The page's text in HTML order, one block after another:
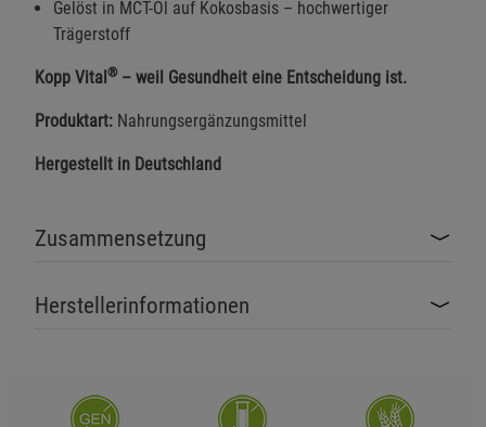
Gelöst in MCT-Öl auf Kokosbasis – hochwertiger
Trägerstoff
Kopp Vital®– weil Gesundheit eine Entscheidung ist.
Produktart: Nahrungsergänzungsmittel
Hergestellt in Deutschland
Zusammensetzung
Herstellerinformationen